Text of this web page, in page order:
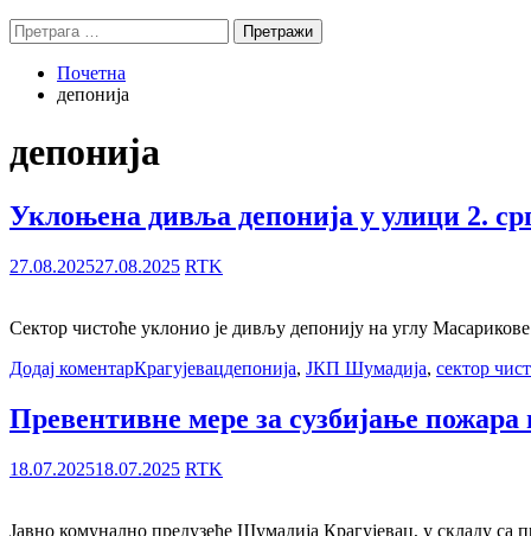
Претрага
за:
Почетна
депонија
депонија
Уклоњена дивља депонија у улици 2.
27.08.202527.08.2025 RTK
Сектор чистоће уклонио је дивљу депонију на углу
Додај коментарКрагујевацдепонија, ЈКП Шумадија, сектор
Превентивне мере за сузбијање пожара
18.07.202518.07.2025 RTK
Јавно комунално предузеће Шумадија Крагујевац, у складу